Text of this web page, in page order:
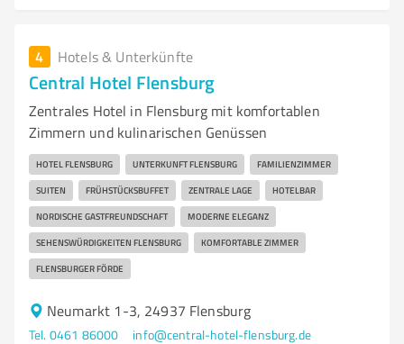
4 Hotels & Unterkünfte
Central Hotel Flensburg
Zentrales Hotel in Flensburg mit komfortablen
Zimmern und kulinarischen Genüssen
HOTEL FLENSBURG UNTERKUNFT FLENSBURG FAMILIENZIMMER
SUITEN FRÜHSTÜCKSBUFFET ZENTRALE LAGE HOTELBAR
NORDISCHE GASTFREUNDSCHAFT MODERNE ELEGANZ
SEHENSWÜRDIGKEITEN FLENSBURG KOMFORTABLE ZIMMER
FLENSBURGER FÖRDE
Neumarkt 1-3, 24937 Flensburg
Tel. 0461 86000
info@central-hotel-flensburg.de